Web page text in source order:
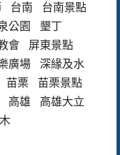
台南
台南景點
公園
墾丁
會
屏東景點
廣場
深緣及水
苗栗
苗栗景點
高雄
高雄大立